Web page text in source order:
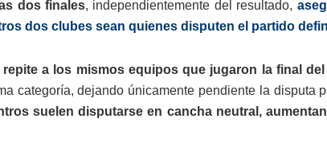
dos finales, independientemente del resultado,
dos clubes sean quienes disputen el partido
a los mismos equipos que jugaron la final del
categoría, dejando únicamente pendiente la disputa
suelen disputarse en cancha neutral,